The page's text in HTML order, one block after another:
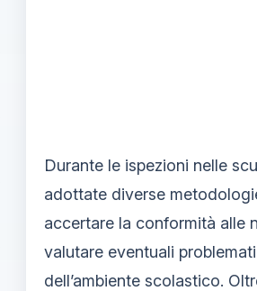
Durante le ispezioni nelle
adottate diverse
accertare la conformità alle
valutare eventuali
dell’ambiente scolastico.